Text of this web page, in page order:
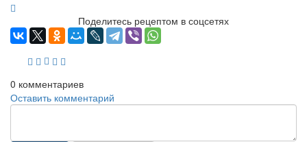
Поделитесь рецептом в соцсетях
0 комментариев
Оставить комментарий